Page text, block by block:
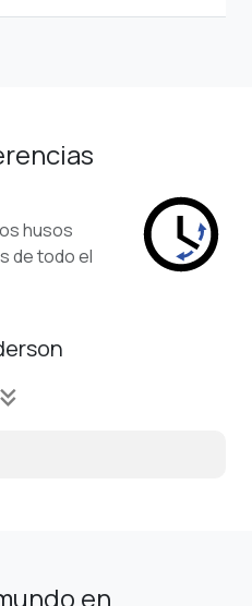
husos
de todo el
keyboard_double_arrow_down
en